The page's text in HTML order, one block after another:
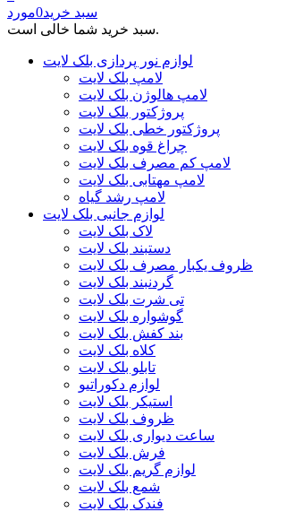
سبد خرید0مورد
سبد خرید شما خالی است.
لوازم نور پردازی بلک لایت
لامپ بلک لایت
لامپ هالوژن بلک لایت
پروژکتور بلک لایت
پروژکتور خطی بلک لایت
چراغ قوه بلک لایت
لامپ کم مصرف بلک لایت
لامپ مهتابی بلک لایت
لامپ رشد گیاه
لوازم جانبی بلک لایت
لاک بلک لایت
دستبند بلک لایت
ظروف یکبار مصرف بلک لایت
گردنبند بلک لایت
تی شرت بلک لایت
گوشواره بلک لایت
بند کفش بلک لایت
کلاه بلک لایت
تابلو بلک لایت
لوازم دکوراتیو
استیکر بلک لایت
ظروف بلک لایت
ساعت دیواری بلک لایت
فرش بلک لایت
لوازم گریم بلک لایت
شمع بلک لایت
فندک بلک لایت